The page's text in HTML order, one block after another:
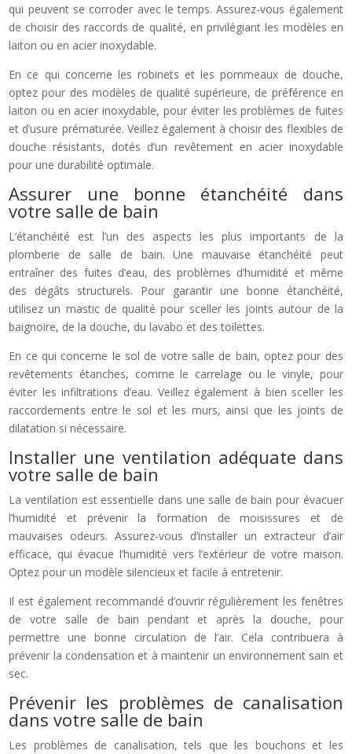
qui peuvent se corroder avec le temps. Assurez-vous également
de choisir des raccords de qualité, en privilégiant les modèles en
laiton ou en acier inoxydable.
En ce qui concerne les robinets et les pommeaux de douche,
optez pour des modèles de qualité supérieure, de préférence en
laiton ou en acier inoxydable, pour éviter les problèmes de fuites
et d’usure prématurée. Veillez également à choisir des flexibles de
douche résistants, dotés d’un revêtement en acier inoxydable
pour une durabilité optimale.
Assurer une bonne étanchéité dans
votre salle de bain
L’étanchéité est l’un des aspects les plus importants de la
plomberie de salle de bain. Une mauvaise étanchéité peut
entraîner des fuites d’eau, des problèmes d’humidité et même
des dégâts structurels. Pour garantir une bonne étanchéité,
utilisez un mastic de qualité pour sceller les joints autour de la
baignoire, de la douche, du lavabo et des toilettes.
En ce qui concerne le sol de votre salle de bain, optez pour des
revêtements étanches, comme le carrelage ou le vinyle, pour
éviter les infiltrations d’eau. Veillez également à bien sceller les
raccordements entre le sol et les murs, ainsi que les joints de
dilatation si nécessaire.
Installer une ventilation adéquate dans
votre salle de bain
La ventilation est essentielle dans une salle de bain pour évacuer
l’humidité et prévenir la formation de moisissures et de
mauvaises odeurs. Assurez-vous d’installer un extracteur d’air
efficace, qui évacue l’humidité vers l’extérieur de votre maison.
Optez pour un modèle silencieux et facile à entretenir.
Il est également recommandé d’ouvrir régulièrement les fenêtres
de votre salle de bain pendant et après la douche, pour
permettre une bonne circulation de l’air. Cela contribuera à
prévenir la condensation et à maintenir un environnement sain et
sec.
Prévenir les problèmes de canalisation
dans votre salle de bain
Les problèmes de canalisation, tels que les bouchons et les